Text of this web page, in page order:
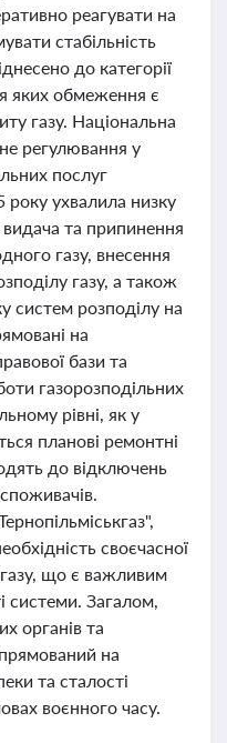
реагувати на
стабільність
до категорії
яких обмеження є
газу. Національна
регулювання у
послуг
ухвалила низку
та припинення
газу, внесення
газу, а також
систем розподілу на
на
бази та
газорозподільних
рівні, як у
планові ремонтні
до відключень
своєчасної
що є важливим
системи. Загалом,
органів та
на
та сталості
воєнного часу.